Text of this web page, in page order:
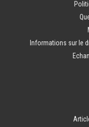
Informations sur le